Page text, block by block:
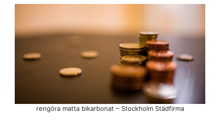
rengöra matta bikarbonat – Stockholm Städfirma